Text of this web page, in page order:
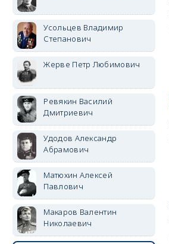
Усольцев Владимир
Степанович
Жерве Петр Любимович
Ревякин Василий
Дмитриевич
Удодов Александр
Абрамович
Матюхин Алексей
Павлович
Макаров Валентин
Николаевич